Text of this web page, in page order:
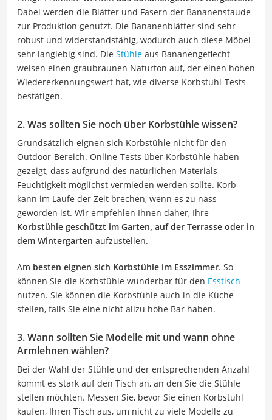
Dabei werden die Blätter und Fasern der Bananenstaude
zur Produktion genutzt. Die Bananenblätter sind sehr
robust und widerstandsfähig, wodurch auch diese Möbel
sehr langlebig sind. Die Stühle aus Bananengeflecht
weisen einen graubraunen Naturton auf, der einen hohen
Wiedererkennungswert hat, wie diverse Korbstuhl-Tests
bestätigen.
2. Was sollten Sie noch über Korbstühle wissen?
Grundsätzlich eignen sich Korbstühle nicht für den
Outdoor-Bereich. Online-Tests über Korbstühle haben
gezeigt, dass aufgrund des natürlichen Materials
Feuchtigkeit möglichst vermieden werden sollte. Korb
kann im Laufe der Zeit brechen, wenn es zu nass
geworden ist. Wir empfehlen Ihnen daher, Ihre
Korbstühle geschützt im Garten, auf der Terrasse oder in
dem Wintergarten aufzustellen.
Am besten eignen sich Korbstühle im Esszimmer. So
können Sie die Korbstühle wunderbar für den Esstisch
nutzen. Sie können die Korbstühle auch in die Küche
stellen, falls Sie eine nicht allzu hohe Bar haben.
3. Wann sollten Sie Modelle mit und wann ohne
Armlehnen wählen?
Bei der Wahl der Stühle und der entsprechenden Anzahl
kommt es stark auf den Tisch an, an den Sie die Stühle
stellen möchten. Messen Sie, bevor Sie einen Korbstuhl
kaufen, Ihren Tisch aus, um nicht zu viele Modelle zu